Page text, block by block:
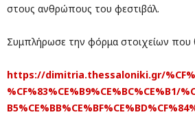
στους ανθρώπους του φεστιβάλ.
Συμπλήρωσε την φόρμα στοιχείων που
https://dimitria.thessaloniki.gr/
%CF%83%CE%B9%CE%BC%CE%B1/